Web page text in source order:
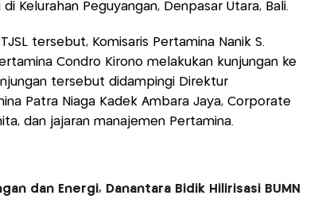
Kelurahan Peguyangan, Denpasar Utara, Bali.
tersebut, Komisaris Pertamina Nanik S.
Condro Kirono melakukan kunjungan ke
tersebut didampingi Direktur
Patra Niaga Kadek Ambara Jaya, Corporate
dan jajaran manajemen Pertamina.
dan Energi, Danantara Bidik Hilirisasi BUMN